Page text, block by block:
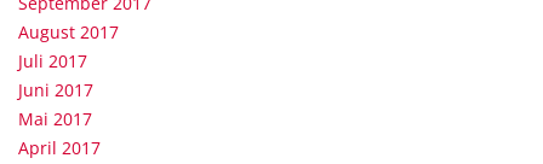
August 2017
Juli 2017
Juni 2017
Mai 2017
April 2017